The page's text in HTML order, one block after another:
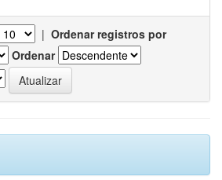
| Ordenar registros por
Ordenar